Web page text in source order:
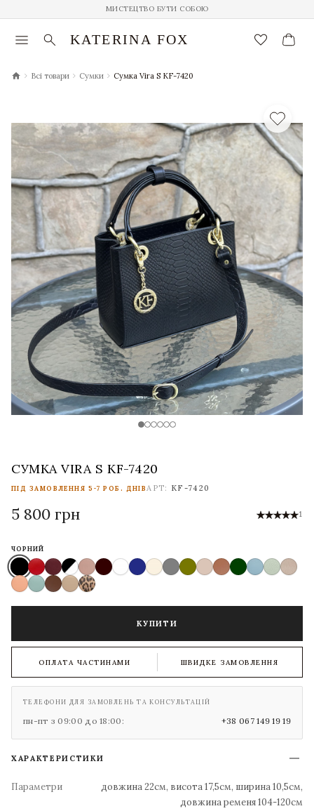
МИСТЕЦТВО БУТИ СОБОЮ
menu search KATERINA FOX favorite_border
chevron_right Всі товари chevron_right Сумки chevron_right Сумка Vira S KF-7420
СУМКА VIRA S KF-7420
ПІД ЗАМОВЛЕННЯ 5-7 РОБ. ДНІВ АРТ: KF-7420
5 800 грн 1
ЧОРНИЙ
КУПИТИ
ОПЛАТА ЧАСТИНАМИ ШВИДКЕ ЗАМОВЛЕННЯ
ТЕЛЕФОНИ ДЛЯ ЗАМОВЛЕНЬ ТА КОНСУЛЬТАЦІЙ
пн-пт з 09:00 до 18:00: +38 067 149 19 19
ХАРАКТЕРИСТИКИ
Параметри
довжина 22см, висота 17,5см, ширина 10,5см,
довжина ременя 104-120см